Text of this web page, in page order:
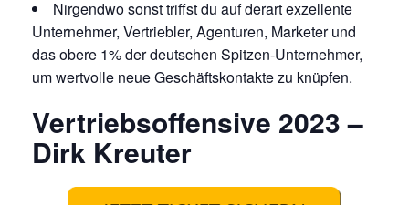
Nirgendwo sonst triffst du auf derart exzellente
Unternehmer, Vertriebler, Agenturen, Marketer und
das obere 1% der deutschen Spitzen-Unternehmer,
um wertvolle neue Geschäftskontakte zu knüpfen.
Vertriebsoffensive 2023 –
Dirk Kreuter